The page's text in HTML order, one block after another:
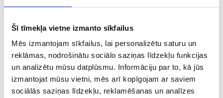
Šī tīmekļa vietne izmanto sīkfailus
Mēs izmantojam sīkfailus, lai personalizētu saturu un
reklāmas, nodrošinātu sociālo saziņas līdzekļu funkcijas
un analizētu mūsu datplūsmu. Informāciju par to, kā jūs
izmantojat mūsu vietni, mēs arī kopīgojam ar saviem
sociālās saziņas līdzekļu, reklamēšanas un analīzes
Estētiskā tiešā zobu
atjaunošana ar kompozīta
materiālu!